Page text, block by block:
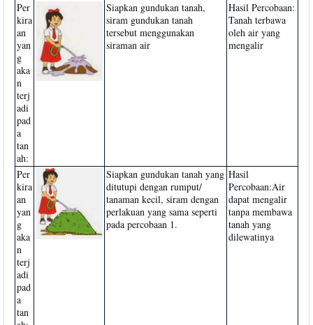
Per
kira
an
yan
g
aka
n
terj
adi
pad
a
tan
ah:
Siapkan gundukan tanah,
siram gundukan tanah
tersebut menggunakan
siraman air
Hasil Percobaan:
Tanah terbawa
oleh air yang
mengalir
Per
kira
an
yan
g
aka
n
terj
adi
pad
a
tan
Siapkan gundukan tanah yang
ditutupi dengan rumput/
tanaman kecil, siram dengan
perlakuan yang sama seperti
pada percobaan 1.
Hasil
Percobaan:Air
dapat mengalir
tanpa membawa
tanah yang
dilewatinya